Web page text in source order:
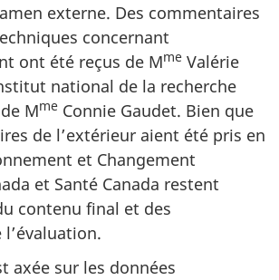
externe. Des commentaires
concernant
ont été reçus de Mme Valérie
national de la recherche
Mme Connie Gaudet. Bien que
de l’extérieur aient été pris en
et Changement
et Santé Canada restent
contenu final et des
axée sur les données